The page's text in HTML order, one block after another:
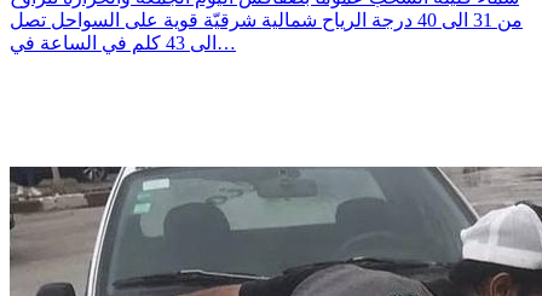
من 31 الى 40 درجة الرياح شمالية شرقيّة قوية على السواحل تصل
الى 43 كلم في الساعة في…